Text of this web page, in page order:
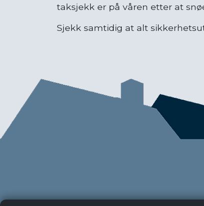
taksjekk er på våren etter at
Sjekk samtidig at alt